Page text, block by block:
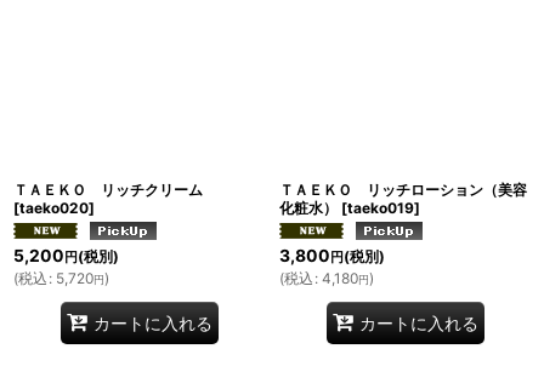
ＴＡＥＫＯ リッチクリーム
[taeko020]
5,200 円 (税別)
(税込 : 5,720円)
カートに入れる
ＴＡＥＫＯ リッチローション（美容
化粧水）
[taeko019]
3,800 円 (税別)
(税込 : 4,180円)
カートに入れる